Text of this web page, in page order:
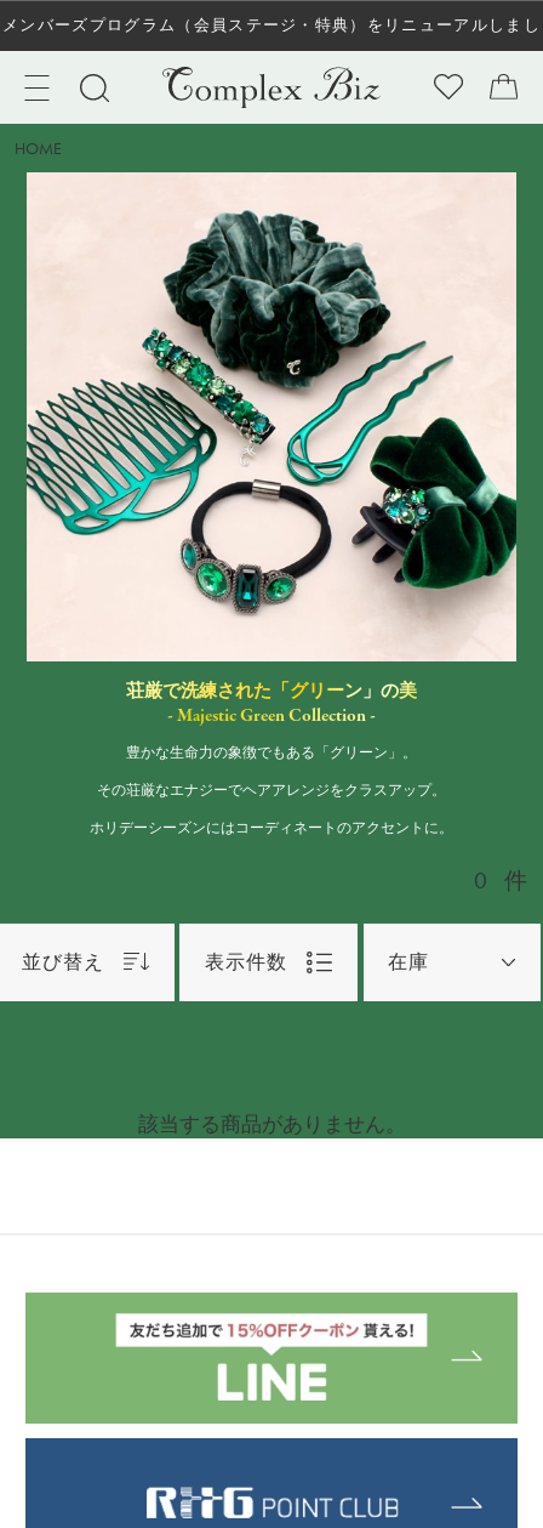
メンバーズプログラム（会員ステージ・特典）をリニューアルしまし
た！
HOME
荘厳で洗練された「グリーン」の美
- Majestic Green Collection -
豊かな生命力の象徴でもある「グリーン」。
その荘厳なエナジーでヘアアレンジをクラスアップ。
ホリデーシーズンにはコーディネートのアクセントに。
0 件
並び替え 表示件数 在庫
該当する商品がありません。